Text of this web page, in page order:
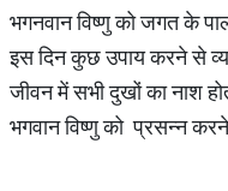
भगनवान विष्णु को जगत के
इस दिन कुछ उपाय करने से
जीवन में सभी दुखों का नाश
भगवान विष्णु को प्रसन्न